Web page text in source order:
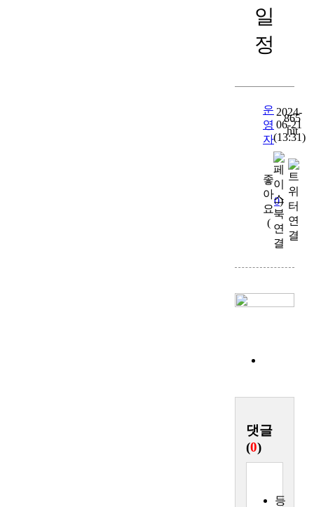
일
정
운
영
자
2024-
06-21
(13:31)
865
hit
좋
아
요
(
0)
댓글
(0)
등